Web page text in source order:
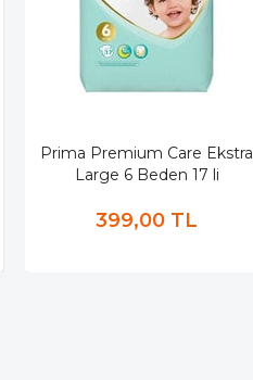
Prima Premium Care Ekstra
Large 6 Beden 17 li
399,00 TL